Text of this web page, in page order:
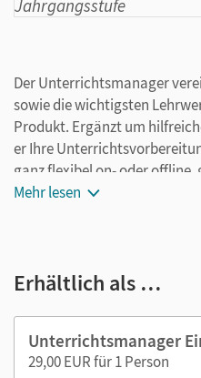
Der Unterrichtsmanager
sowie die wichtigsten
Produkt. Ergänzt um
er Ihre
ganz flexibel on- oder offline,
Unterrichtsmanager enthält:
Lösungen
Stoffverteilungsplan)
Mehr lesen
Erhältlich als …
Unterrichtsmanager
29,00 EUR für 1 Person